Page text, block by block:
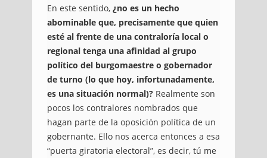
En este sentido, ¿no es un hecho
abominable que, precisamente que quien
esté al frente de una contraloría local o
regional tenga una afinidad al grupo
político del burgomaestre o gobernador
de turno (lo que hoy, infortunadamente,
es una situación normal)? Realmente son
pocos los contralores nombrados que
hagan parte de la oposición política de un
gobernante. Ello nos acerca entonces a esa
“puerta giratoria electoral”, es decir, tú me